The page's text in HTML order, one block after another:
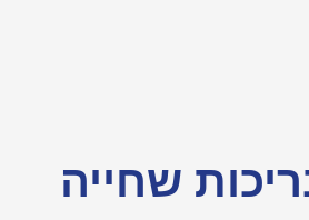
שחייה